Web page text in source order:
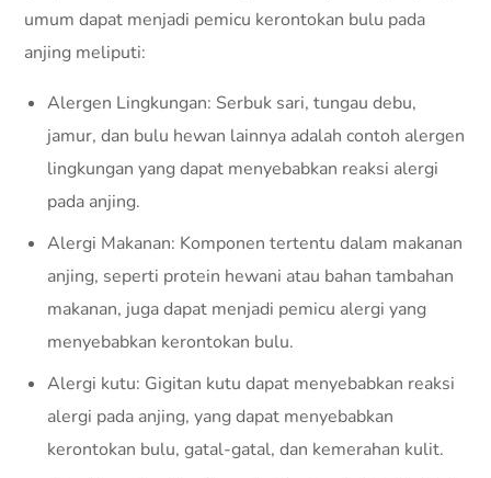
umum dapat menjadi pemicu kerontokan bulu pada
anjing meliputi:
Alergen Lingkungan: Serbuk sari, tungau debu,
jamur, dan bulu hewan lainnya adalah contoh alergen
lingkungan yang dapat menyebabkan reaksi alergi
pada anjing.
Alergi Makanan: Komponen tertentu dalam makanan
anjing, seperti protein hewani atau bahan tambahan
makanan, juga dapat menjadi pemicu alergi yang
menyebabkan kerontokan bulu.
Alergi kutu: Gigitan kutu dapat menyebabkan reaksi
alergi pada anjing, yang dapat menyebabkan
kerontokan bulu, gatal-gatal, dan kemerahan kulit.